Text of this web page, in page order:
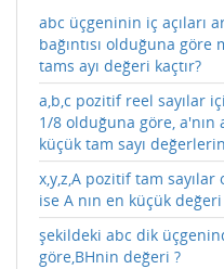
abc üçgeninin iç açıları
bağıntısı olduğuna
tams ayı değeri kaçtır?
a,b,c pozitif reel sayılar
1/8 olduğuna göre,
küçük tam sayı
x,y,z,A pozitif tam sayılar
ise A nın en küçük
şekildeki abc dik
göre,BHnin değeri ?